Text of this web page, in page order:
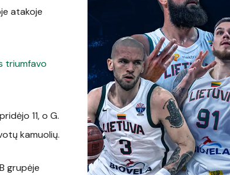
atakoje
triumfavo
11, o G.
kamuolių.
grupėje